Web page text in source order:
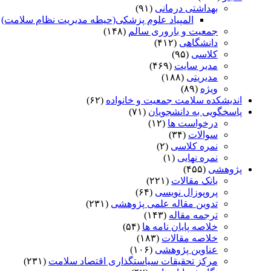
بهداشتی درمانی (۹۱)
المپیاد علوم پزشکی(حیطه مدیریت نظام سلامت)
جمعیت و باروری سالم (۱۴۸)
دانشگاهی (۴۱۲)
کلاسی (۹۵)
مدیر سایت (۴۶۹)
مدیریتی (۱۸۸)
ویژه (۸۹)
اندیشکده سلامت جمعیت و خانواده (۶۲)
پاسخگویی به دانشجویان (۷۱)
درخواست ها (۱۲)
سوالات (۳۴)
نمره کلاسی (۲)
نمره نهایی (۱)
پژوهشی (۴۵۵)
بانک مقالات (۲۲۱)
پروپوزال نویسی (۶۴)
تدوین مقاله علمی پژوهشی (۲۳۱)
ترجمه مقاله (۱۴۳)
خلاصه پایان نامه ها (۵۴)
خلاصه مقالات (۱۸۳)
عناوین پژوهشی (۱۰۶)
مرکز تحقیقات سیاستگذاری اقتصاد سلامت (۲۳۱)